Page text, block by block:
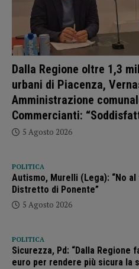
Dalla Regione oltre 1,3
urbani di Piacenza,
Amministrazione
Commercianti:
5 Agosto 2026
POLITICA
Autismo, Murelli (Lega): “No
Distretto di Ponente”
5 Agosto 2026
POLITICA
Sicurezza, Pd: “Dalla
euro per rendere più sicura la